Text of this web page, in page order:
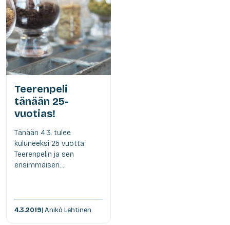
Teerenpeli
tänään 25-
vuotias!
Tänään 4.3. tulee
kuluneeksi 25 vuotta
Teerenpelin ja sen
ensimmäisen...
4.3.2019| Anikó Lehtinen